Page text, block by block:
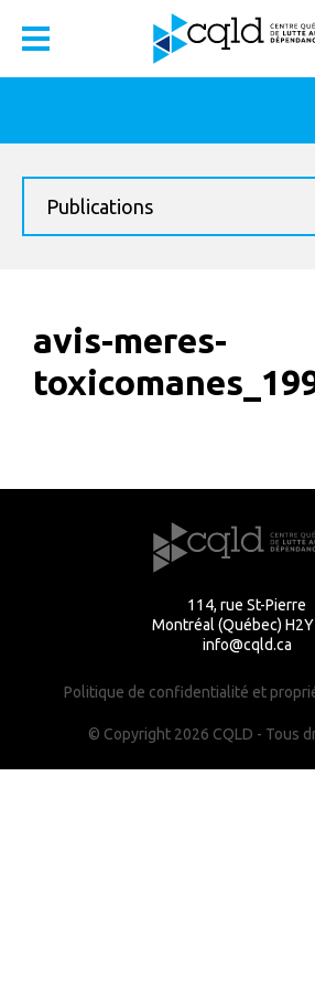
Publications
avis-meres-
114, rue St-Pierre
Montréal (Québec)
info@cqld.ca
© Copyright 2026 CQLD - Tous
Politique de confidentialité et